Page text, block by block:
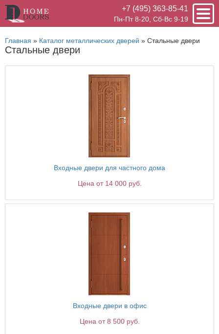
+7 (495) 363-85-41
Пн-Пт 8-20, Сб-Вс 9-19
Главная » Каталог металлических дверей » Стальные двери
Стальные двери
Входные двери для частного дома
Цена от 14 000 руб.
Входные двери в офис
Цена от 8 500 руб.